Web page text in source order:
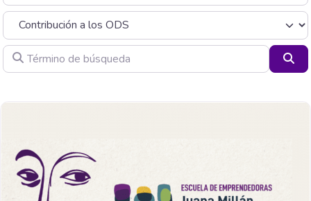
Término de búsqueda